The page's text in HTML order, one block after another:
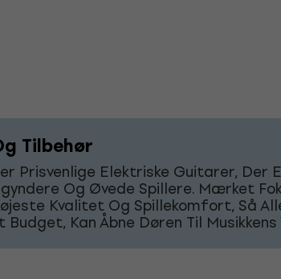
Tilbehør
Prisvenlige Elektriske Guitarer, Der
Og Øvede Spillere. Mærket
Kvalitet Og Spillekomfort, Så
Kan Åbne Døren Til Musikkens